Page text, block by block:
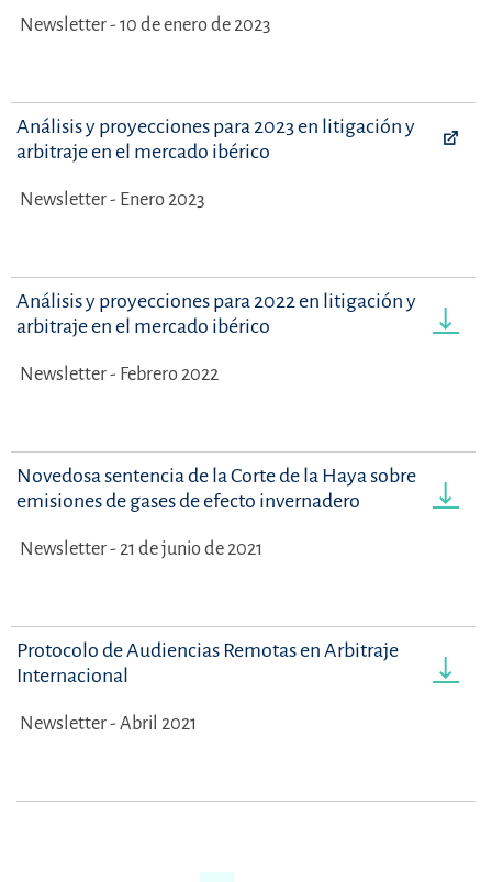
Newsletter - 10 de enero de 2023
Análisis y proyecciones para 2023 en litigación y
arbitraje en el mercado ibérico
Newsletter - Enero 2023
Análisis y proyecciones para 2022 en litigación y
arbitraje en el mercado ibérico
Newsletter - Febrero 2022
Novedosa sentencia de la Corte de la Haya sobre
emisiones de gases de efecto invernadero
Newsletter - 21 de junio de 2021
Protocolo de Audiencias Remotas en Arbitraje
Internacional
Newsletter - Abril 2021